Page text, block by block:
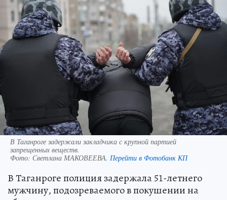
В Таганроге задержали закладчика с крупной партией
запрещенных веществ.
Фото: Светлана МАКОВЕЕВА. Перейти в Фотобанк КП
В Таганроге полиция задержала 51-летнего
мужчину, подозреваемого в покушении на